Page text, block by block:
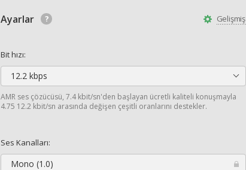
Gelişmiş
Ayarlar
Bit hızı:
12.2 kbps
AMR ses çözücüsü, 7.4 kbit/sn'den başlayan ücretli kaliteli konuşmayla
4.75 12.2 kbit/sn arasında değişen çeşitli oranlarını destekler.
Ses Kanalları:
Mono (1.0)